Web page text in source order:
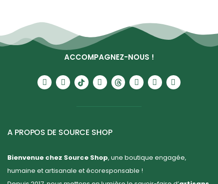
ACCOMPAGNEZ-NOUS !
A PROPOS DE SOURCE SHOP
Bienvenue chez Source Shop, une boutique engagée,
humaine et artisanale et écoresponsable !